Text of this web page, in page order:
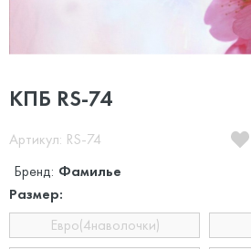
КПБ RS-74
Артикул: RS-74
Бренд: Фамилье
Размер:
Евро(4наволочки)